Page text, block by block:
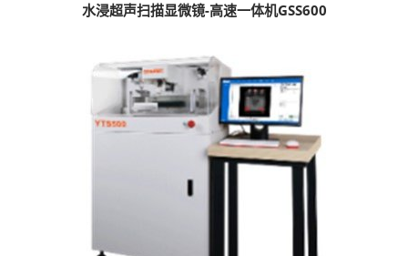
水浸超声扫描显微镜-高速一体机GSS600